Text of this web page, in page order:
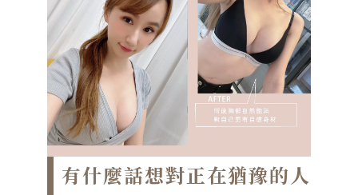
有什麼話想對正在猶豫的人